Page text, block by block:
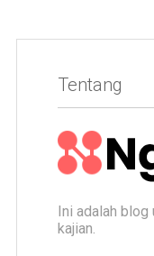
Tentang
Ini adalah
kajian.